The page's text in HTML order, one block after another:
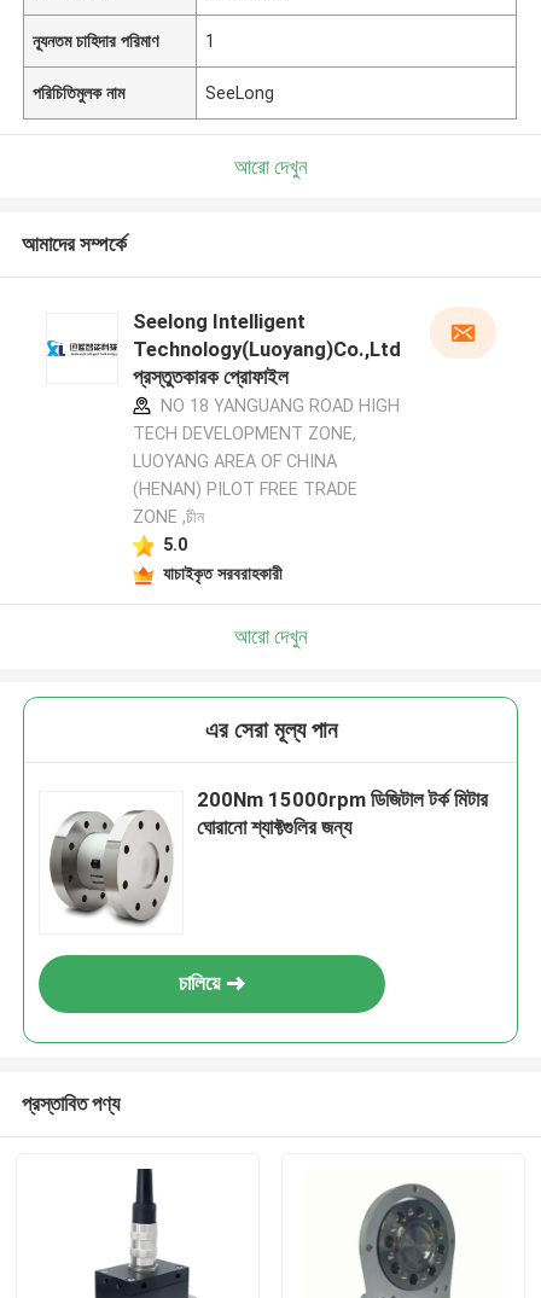
ন্যূনতম চাহিদার পরিমাণ 1
পরিচিতিমুলক নাম SeeLong
আরো দেখুন
আমাদের সম্পর্কে
Seelong Intelligent
Technology(Luoyang)Co.,Ltd
প্রস্তুতকারক প্রোফাইল
NO 18 YANGUANG ROAD HIGH
TECH DEVELOPMENT ZONE,
LUOYANG AREA OF CHINA
(HENAN) PILOT FREE TRADE
ZONE ,চীন
5.0
যাচাইকৃত সরবরাহকারী
আরো দেখুন
এর সেরা মূল্য পান
200Nm 15000rpm ডিজিটাল টর্ক মিটার
ঘোরানো শ্যাফ্টগুলির জন্য
চালিয়ে
প্রস্তাবিত পণ্য